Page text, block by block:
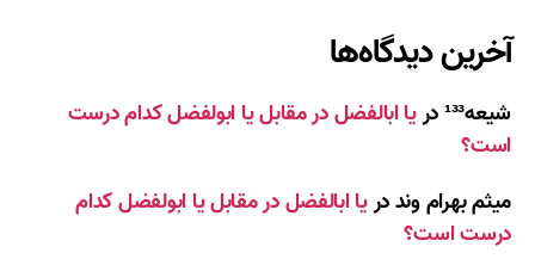
آخرین دیدگاه‌ها
شیعه¹³³ دریا ابالفضل در مقابل یا ابولفضل کدام درست
است؟
میثم بهرام ونددریا ابالفضل در مقابل یا ابولفضل کدام
درست است؟